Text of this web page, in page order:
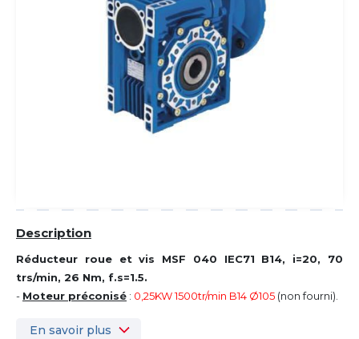
Description
Réducteur roue et vis MSF 040 IEC71 B14, i=20, 70
trs/min, 26 Nm, f.s=1.5.
- Moteur préconisé : 0,25KW 1500tr/min B14 Ø105 (non fourni).
En savoir plus